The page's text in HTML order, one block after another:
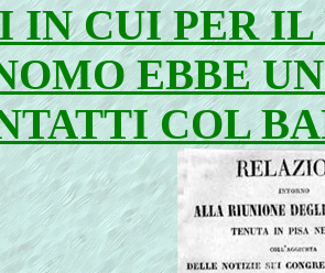
IN CUI PER
EBBE
COL